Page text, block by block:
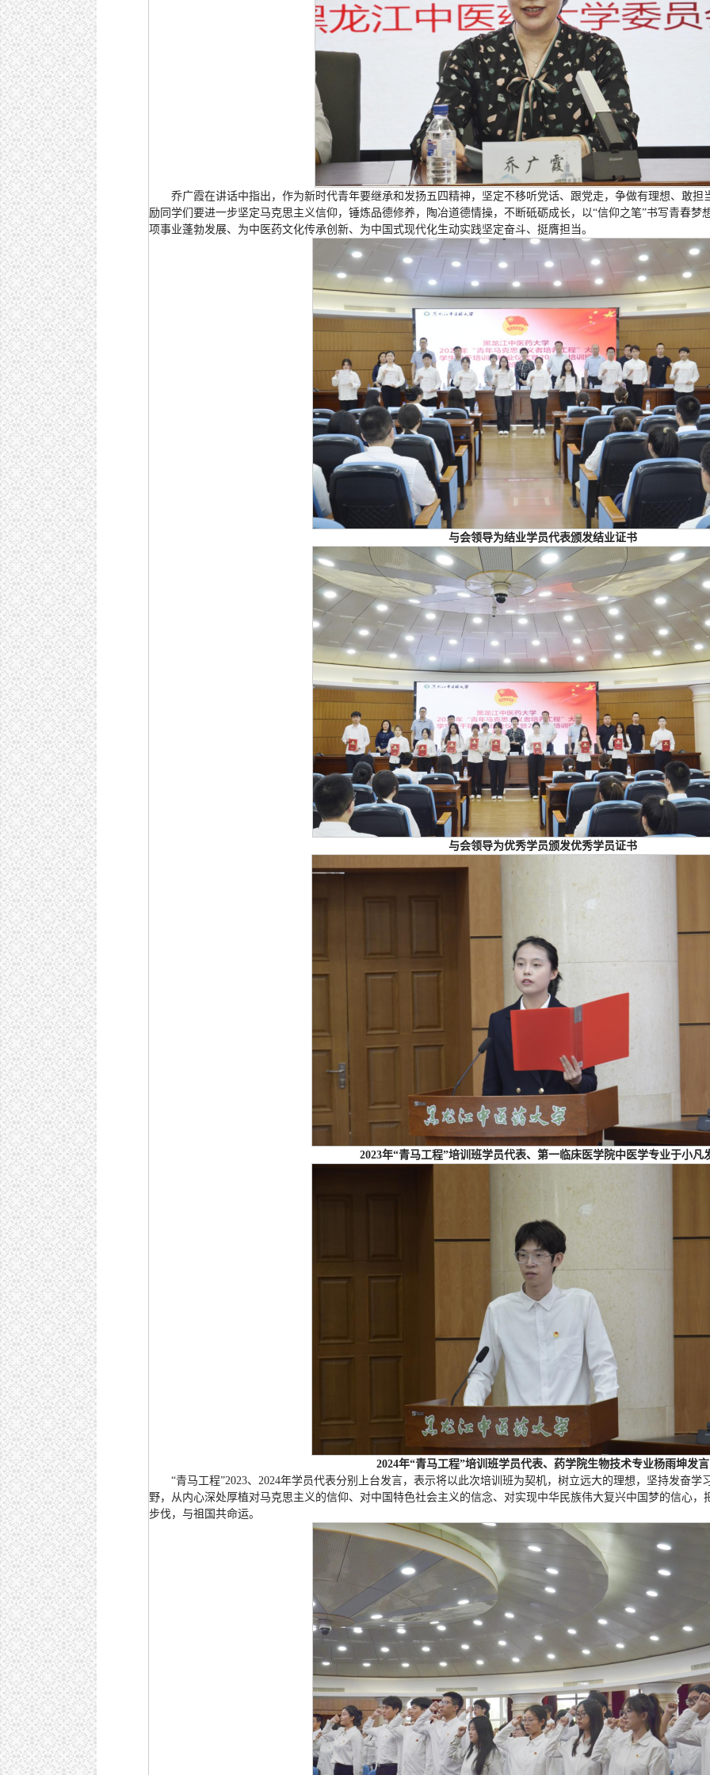
乔广霞在讲话中指出，作为新时代青年要继承和发扬五四精神，坚定不移听党话、跟党走，争做有理想、敢
励同学们要进一步坚定马克思主义信仰，锤炼品德修养，陶冶道德情操，不断砥砺成长，以“信仰之笔”书写青春梦
项事业蓬勃发展、为中医药文化传承创新、为中国式现代化生动实践坚定奋斗、挺膺担当。
与会领导为结业学员代表颁发结业证书
与会领导为优秀学员颁发优秀学员证书
2023年“青马工程”培训班学员代表、第一临床医学院中医学专业于小凡
2024年“青马工程”培训班学员代表、药学院生物技术专业杨雨坤发言
“青马工程”2023、2024年学员代表分别上台发言，表示将以此次培训班为契机，树立远大的理想，坚持发奋
野，从内心深处厚植对马克思主义的信仰、对中国特色社会主义的信念、对实现中华民族伟大复兴中国梦的信心
步伐，与祖国共命运。